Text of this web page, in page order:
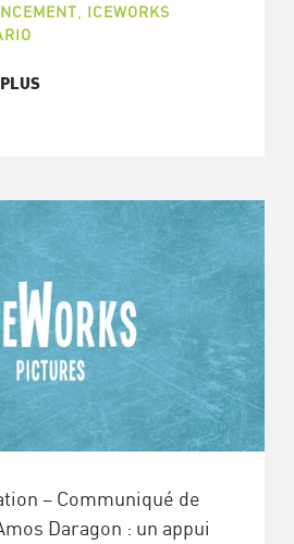
, ICEWORKS
– Communiqué de
Daragon : un appui